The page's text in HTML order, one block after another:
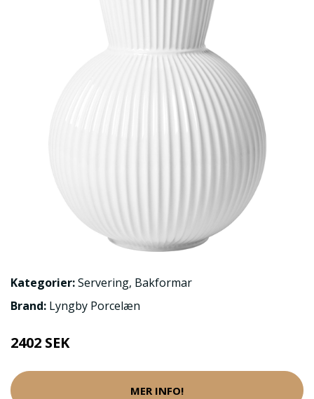
Kategorier:Servering, Bakformar
Brand: Lyngby Porcelæn
2402 SEK
MER INFO!